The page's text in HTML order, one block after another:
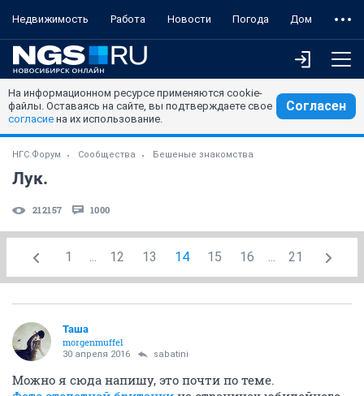
Недвижимость Работа Новости Погода Дом
На информационном ресурсе применяются cookie-
файлы. Оставаясь на сайте, вы подтверждаете свое
согласие на их использование.
Согласен
НГС.Форум Сообщества Бешеные знакомства
Лук.
212157 1000
1 ... 12 13 14 15 16 ... 21
Таша
morgenmuffel
30 апреля 2016 sabatini
Можно я сюда напишу, это почти по теме.